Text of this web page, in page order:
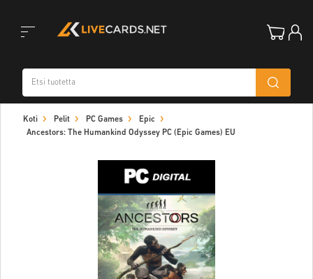
navigation
Koti Pelit PC Games
Epic
Ancestors: The Humankind Odyssey PC (Epic Games) EU